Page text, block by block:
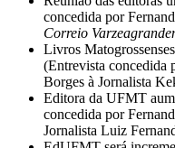
concedida por
Correio
Livros
(Entrevista concedida
Borges à Jornalista
Editora da UFMT
concedida por
Jornalista Luiz